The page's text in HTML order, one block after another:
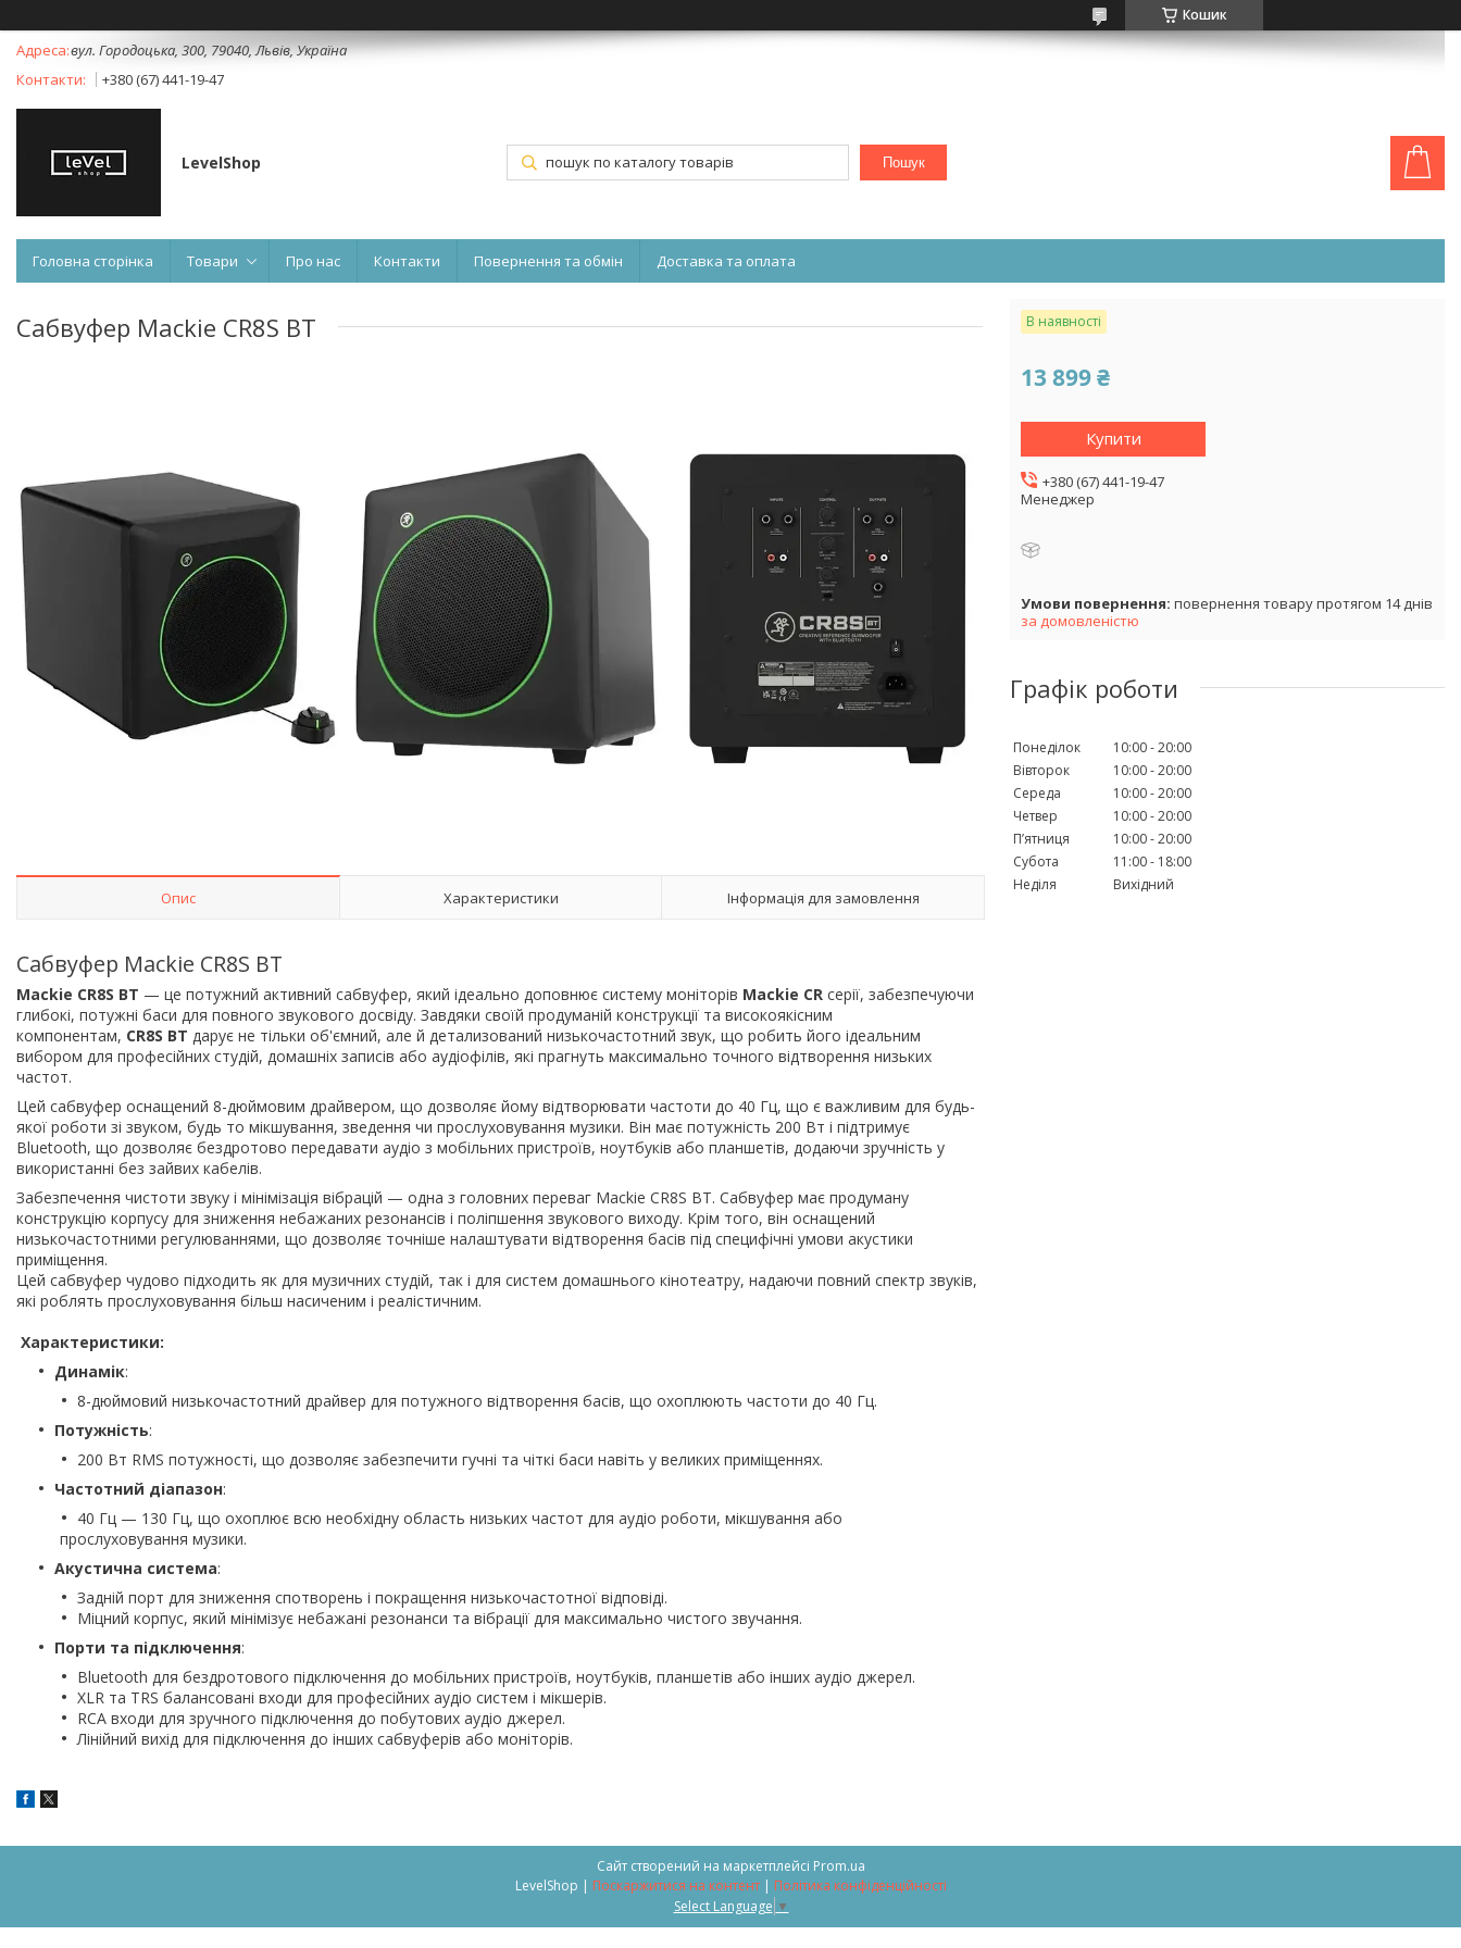
Кошик
вул. Городоцька, 300, 79040, Львів, Україна
+380 (67) 441-19-47
LevelShop Пошук
Головна сторінка Товари Про нас Контакти Повернення та обмін Доставка та оплата
Сабвуфер Mackie CR8S BT
Опис Характеристики Інформація для замовлення
Сабвуфер Mackie CR8S BT
Mackie CR8S BT — це потужний активний сабвуфер, який ідеально доповнює систему моніторів Mackie CR серії, забезпечуючи
глибокі, потужні баси для повного звукового досвіду. Завдяки своїй продуманій конструкції та високоякісним
компонентам, CR8S BT дарує не тільки об'ємний, але й детализований низькочастотний звук, що робить його ідеальним
вибором для професійних студій, домашніх записів або аудіофілів, які прагнуть максимально точного відтворення низьких
частот.
Цей сабвуфер оснащений 8-дюймовим драйвером, що дозволяє йому відтворювати частоти до 40 Гц, що є важливим для будь-
якої роботи зі звуком, будь то мікшування, зведення чи прослуховування музики. Він має потужність 200 Вт і підтримує
Bluetooth, що дозволяє бездротово передавати аудіо з мобільних пристроїв, ноутбуків або планшетів, додаючи зручність у
використанні без зайвих кабелів.
Забезпечення чистоти звуку і мінімізація вібрацій — одна з головних переваг Mackie CR8S BT. Сабвуфер має продуману
конструкцію корпусу для зниження небажаних резонансів і поліпшення звукового виходу. Крім того, він оснащений
низькочастотними регулюваннями, що дозволяє точніше налаштувати відтворення басів під специфічні умови акустики
приміщення.
Цей сабвуфер чудово підходить як для музичних студій, так і для систем домашнього кінотеатру, надаючи повний спектр звуків,
які роблять прослуховування більш насиченим і реалістичним.
Характеристики:
Динамік:
8-дюймовий низькочастотний драйвер для потужного відтворення басів, що охоплюють частоти до 40 Гц.
Потужність:
200 Вт RMS потужності, що дозволяє забезпечити гучні та чіткі баси навіть у великих приміщеннях.
Частотний діапазон:
40 Гц — 130 Гц, що охоплює всю необхідну область низьких частот для аудіо роботи, мікшування або
прослуховування музики.
Акустична система:
Задній порт для зниження спотворень і покращення низькочастотної відповіді.
Міцний корпус, який мінімізує небажані резонанси та вібрації для максимально чистого звучання.
Порти та підключення:
Bluetooth для бездротового підключення до мобільних пристроїв, ноутбуків, планшетів або інших аудіо джерел.
XLR та TRS балансовані входи для професійних аудіо систем і мікшерів.
RCA входи для зручного підключення до побутових аудіо джерел.
Лінійний вихід для підключення до інших сабвуферів або моніторів.
В наявності
13 899 ₴
Купити
+380 (67) 441-19-47
Менеджер
повернення товару протягом 14 днів
за домовленістю
Графік роботи
Понеділок 10:00 20:00
Вівторок
10:00 20:00
Середа
10:00 20:00
Четвер
10:00 20:00
Пʼятниця
10:00 20:00
Субота
11:00
18:00
Неділя
Вихідний
Сайт створений на маркетплейсі Prom.ua
LevelShop | Поскаржитися на контент | Політика конфіденційності
Select Language ▼